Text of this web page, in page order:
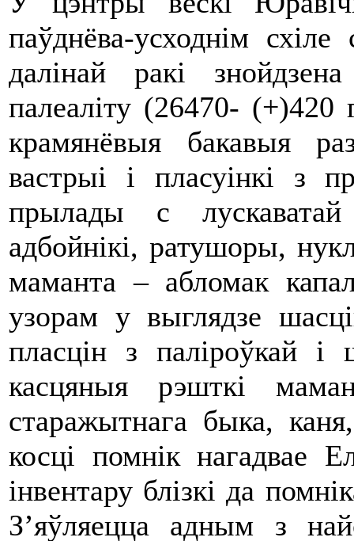
паўднёва-усходнім
далінай ракі
палеаліту (26470- (+)420
крамянёвыя бакавыя
вастрыі і пласуінкі з
прылады с лускаватай
адбойнікі, ратушоры,
маманта – абломак
узорам у выглядзе
пласцін з паліроўкай і
касцяныя рэшткі
старажытнага быка,
косці помнік нагадвае
інвентару блізкі да
З’яўляецца адным з